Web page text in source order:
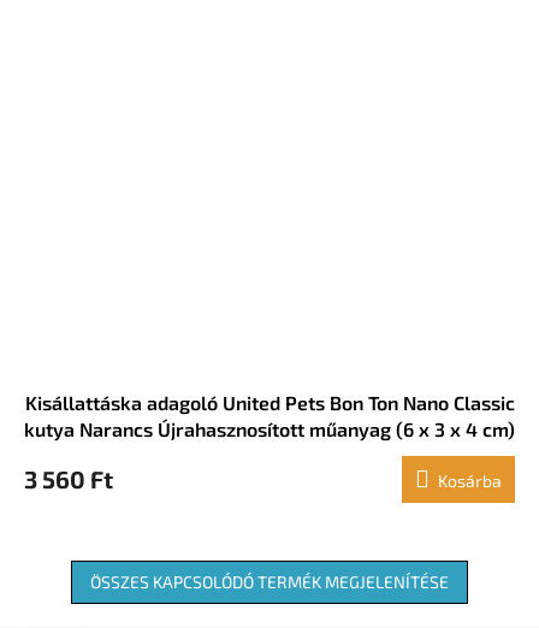
Kisállattáska adagoló United Pets Bon Ton Nano Classic
kutya Narancs Újrahasznosított műanyag (6 x 3 x 4 cm)
3 560 Ft Kosárba
ÖSSZES KAPCSOLÓDÓ TERMÉK MEGJELENÍTÉSE